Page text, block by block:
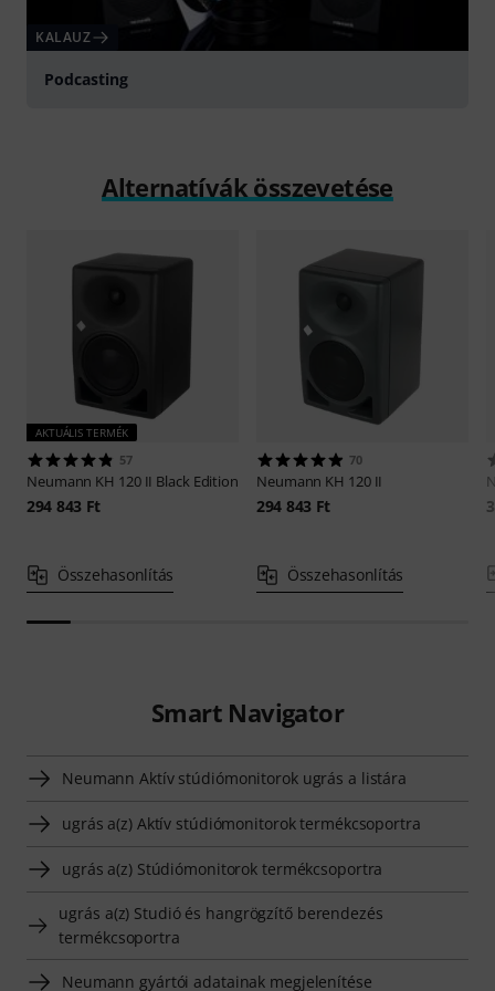
KALAUZ
Podcasting
Alternatívák összevetése
AKTUÁLIS TERMÉK
57
Neumann KH 120 II Black Edition
294 843 Ft
Összehasonlítás
70
Neumann KH 120 II
294 843 Ft
Összehasonlítás
Smart Navigator
Neumann Aktív stúdiómonitorok ugrás a listára
ugrás a(z) Aktív stúdiómonitorok termékcsoportra
ugrás a(z) Stúdiómonitorok termékcsoportra
ugrás a(z) Studió és hangrögzítő berendezés
termékcsoportra
Neumann gyártói adatainak megjelenítése